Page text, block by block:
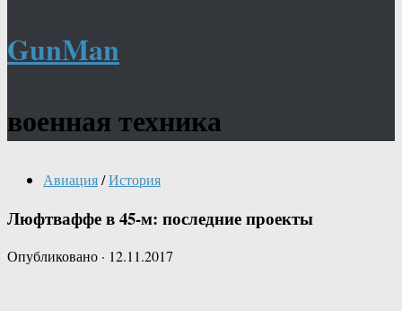
GunMan
военная техника
Авиация/История
Люфтваффе в 45-м: последние проекты
Опубликовано · 12.11.2017